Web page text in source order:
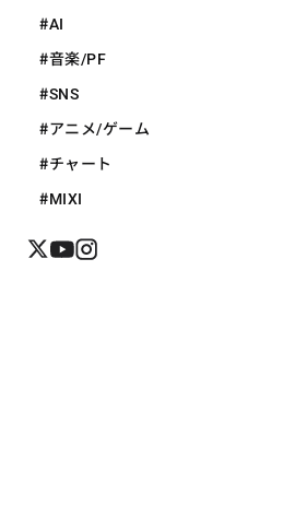
#AI
#音楽/PF
#SNS
#アニメ/ゲーム
#チャート
#MIXI